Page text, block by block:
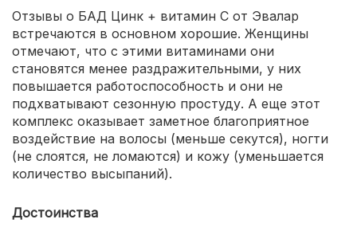
Отзывы о БАД Цинк + витамин С от Эвалар
встречаются в основном хорошие. Женщины
отмечают, что с этими витаминами они
становятся менее раздражительными, у них
повышается работоспособность и они не
подхватывают сезонную простуду. А еще этот
комплекс оказывает заметное благоприятное
воздействие на волосы (меньше секутся), ногти
(не слоятся, не ломаются) и кожу (уменьшается
количество высыпаний).
Достоинства